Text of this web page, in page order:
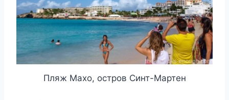
Пляж Махо, остров Синт-Мартен